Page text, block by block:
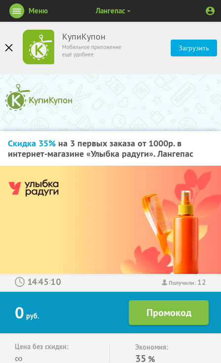
КупиКупон
Мобильное приложение
ещё удобнее
Загрузить
Меню Лангепас
Скидка 35% на 3 первых заказа от 1000р. в
интернет-магазине «Улыбка радуги». Лангепас
Получили: 12
: :
0 руб.
Цена без скидки:
∞
Экономия:
35 %